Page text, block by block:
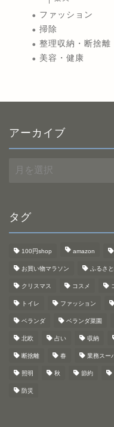
ファッション
掃除
整理収納・断捨離
美容・健康
アーカイブ
ア
ー
ブ
タグ
100円shop amazon
お買い物マラソン ふるさ
クリスマス コスメ
トイレ ファッション
ベランダ ベランダ菜園
北欧 占い 収納
断捨離 春 業務スー
照明 秋 節約
防災